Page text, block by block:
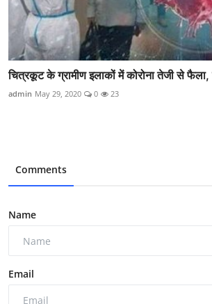
चित्रकूट के ग्रामीण इलाकों में कोरोना तेजी से
admin May 29, 2020 0 23
Comments
Name
Email